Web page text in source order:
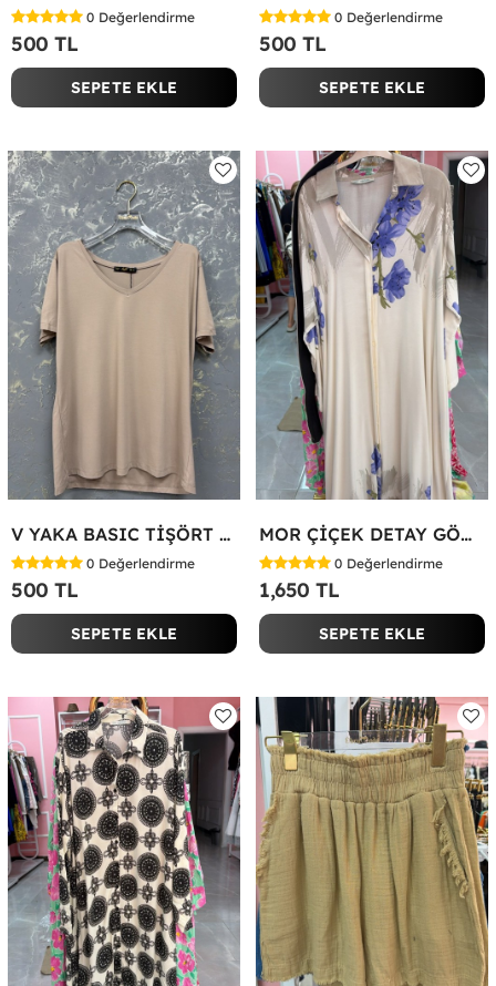
0 Değerlendirme
500 TL
SEPETE EKLE
0 Değerlendirme
500 TL
SEPETE EKLE
V YAKA BASIC TİŞÖRT Bej
0 Değerlendirme
500 TL
SEPETE EKLE
MOR ÇİÇEK DETAY GÖMLEK ELBİSE Beyaz
0 Değerlendirme
1,650 TL
SEPETE EKLE